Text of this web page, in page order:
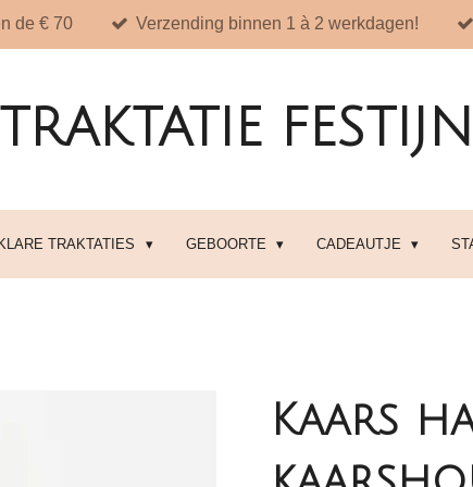
de € 70 Verzending binnen 1 à 2 werkdagen!
TRAKTATIE
TRAKTATIES GEBOORTE CADEAUTJE
Kaars